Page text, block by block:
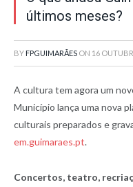
últimos meses?
BY FPGUIMARÃES ON 16
A cultura tem agora um
Município lança uma nova
culturais preparados e
em.guimaraes.pt.
Concertos, teatro,